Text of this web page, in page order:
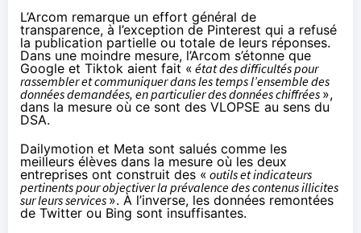
L’Arcom remarque un effort général de
transparence, à l’exception de Pinterest qui a refusé
la publication partielle ou totale de leurs réponses.
Dans une moindre mesure, l’Arcom s’étonne que
Google et Tiktok aient fait « état des difficultés pour
rassembler et communiquer dans les temps l’ensemble des
données demandées, en particulier des données chiffrées »,
dans la mesure où ce sont des VLOPSE au sens du
DSA.
Dailymotion et Meta sont salués comme les
meilleurs élèves dans la mesure où les deux
entreprises ont construit des « outils et indicateurs
pertinents pour objectiver la prévalence des contenus illicites
sur leurs services ». À l’inverse, les données remontées
de Twitter ou Bing sont insuffisantes.